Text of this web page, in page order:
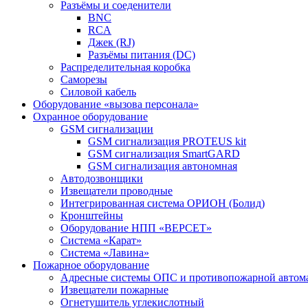
Разъёмы и соеденители
BNC
RCA
Джек (RJ)
Разъёмы питания (DC)
Распределительная коробка
Саморезы
Силовой кабель
Оборудование «вызова персонала»
Охранное оборудование
GSM сигнализации
GSM сигнализация PROTEUS kit
GSM сигнализация SmartGARD
GSM сигнализация автономная
Автодозвонщики
Извещатели проводные
Интегрированная система ОРИОН (Болид)
Кронштейны
Оборудование НПП «ВЕРСЕТ»
Система «Карат»
Система «Лавина»
Пожарное оборудование
Адресные системы ОПС и противопожарной
Извещатели пожарные
Огнетушитель углекислотный